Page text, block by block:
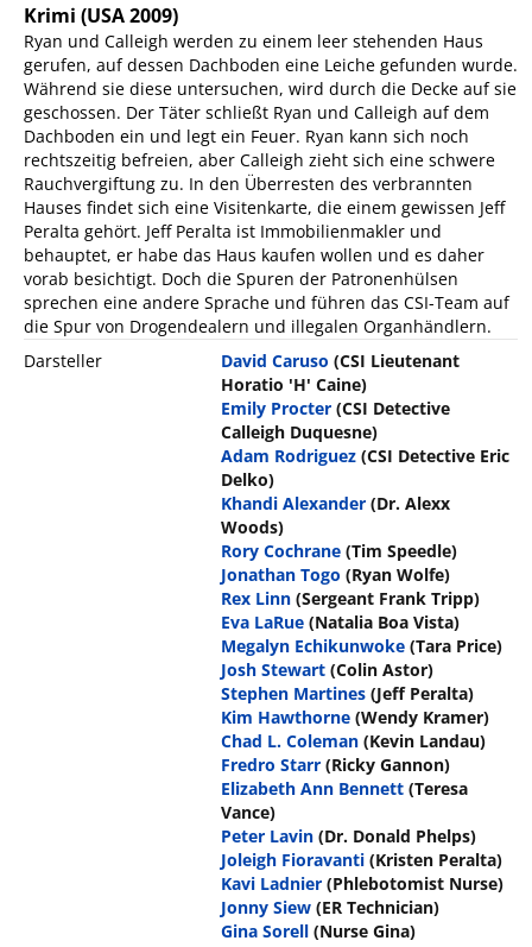
Krimi (USA 2009)
Ryan und Calleigh werden zu einem leer stehenden Haus
gerufen, auf dessen Dachboden eine Leiche gefunden wurde.
Während sie diese untersuchen, wird durch die Decke auf sie
geschossen. Der Täter schließt Ryan und Calleigh auf dem
Dachboden ein und legt ein Feuer. Ryan kann sich noch
rechtszeitig befreien, aber Calleigh zieht sich eine schwere
Rauchvergiftung zu. In den Überresten des verbrannten
Hauses findet sich eine Visitenkarte, die einem gewissen Jeff
Peralta gehört. Jeff Peralta ist Immobilienmakler und
behauptet, er habe das Haus kaufen wollen und es daher
vorab besichtigt. Doch die Spuren der Patronenhülsen
sprechen eine andere Sprache und führen das CSI-Team auf
die Spur von Drogendealern und illegalen Organhändlern.
Darsteller
David Caruso (CSI Lieutenant
Horatio 'H' Caine)
Emily Procter (CSI Detective
Calleigh Duquesne)
Adam Rodriguez (CSI Detective Eric
Delko)
Khandi Alexander (Dr. Alexx
Woods)
Rory Cochrane (Tim Speedle)
Jonathan Togo (Ryan Wolfe)
Rex Linn (Sergeant Frank Tripp)
Eva LaRue (Natalia Boa Vista)
Megalyn Echikunwoke (Tara Price)
Josh Stewart (Colin Astor)
Stephen Martines (Jeff Peralta)
Kim Hawthorne (Wendy Kramer)
Chad L. Coleman (Kevin Landau)
Fredro Starr (Ricky Gannon)
Elizabeth Ann Bennett (Teresa
Vance)
Peter Lavin (Dr. Donald Phelps)
Joleigh Fioravanti (Kristen Peralta)
Kavi Ladnier (Phlebotomist Nurse)
Jonny Siew (ER Technician)
Gina Sorell (Nurse Gina)